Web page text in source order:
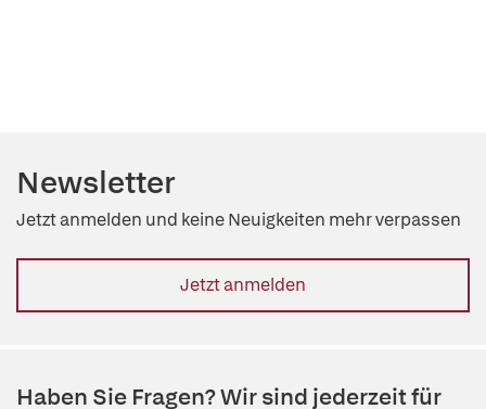
Newsletter
Jetzt anmelden und keine Neuigkeiten mehr verpassen
Jetzt anmelden
Haben Sie Fragen? Wir sind jederzeit für